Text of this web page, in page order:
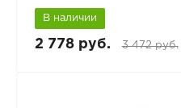
В наличии
2 778 руб. 3 472 руб.